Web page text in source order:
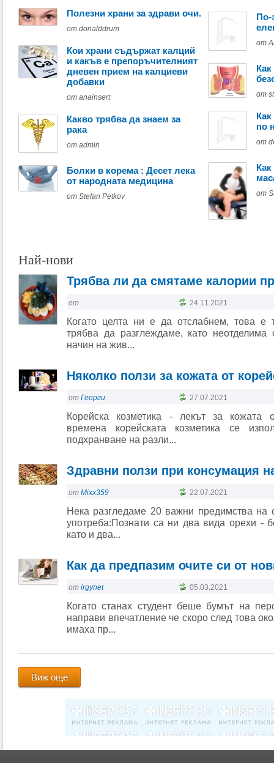
Полезни храни за здрави очи.
от donalddrum
Кои храни съдържат калций
и какъв е препоръчителният
дневен прием на калциеви
добавки
от anainsert
Какво трябва да знаем за
рака
от admin
Болки в корема : Десет лека
от народната медицина
от Stefan Petkov
По-
от
от
по
от
от
Най-нови
Трябва ли да смятаме калории
от 24.11.2021
Когато целта ни е да отслабнем, това е
трябва да разглеждаме, като неотделима
начин на жив...
Няколко ползи за кожата от
от Георги 27.07.2021
Корейска козметика - лекът за кожата
времена корейската козметика се
подхранване на разли...
Здравни ползи при консумация
от Mixx359 22.07.2021
Нека разгледаме 20 важни предимства на
употреба:Познати са ни два вида орехи -
като и два...
Как да предпазим очите си от
от irgynet 05.03.2021
Когато станах студент беше бумът на
направи впечатление че скоро след това
имаха пр...
Виж още